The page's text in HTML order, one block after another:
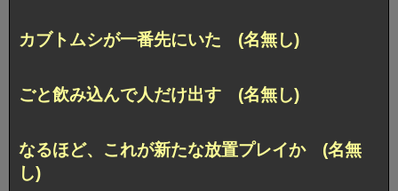
カブトムシが一番先にいた (名無し)
ごと飲み込んで人だけ出す (名無し)
なるほど、これが新たな放置プレイか (名無
し)